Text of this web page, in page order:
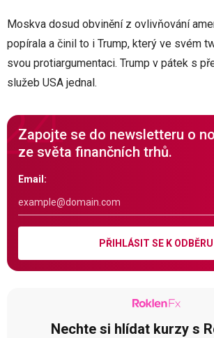
Moskva dosud obvinění z ovlivňování
popírala a činil to i Trump, který ve svém
svou protiargumentaci. Trump v pátek s
služeb USA jednal.
Zapojte se do newsletteru o
ze světa finančních trhů.
Email:
PŘIHLÁSIT SE K ODBĚRU
Nechte si hlídat kurzy s